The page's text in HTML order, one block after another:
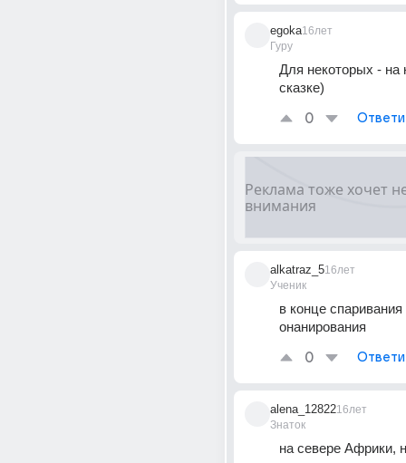
egoka
Гуру
16лет
Для некоторых - на
сказке)
0
alkatraz_5
Ученик
16лет
в конце
онанирования
0
alena_12822
Знаток
16лет
на севере Африки,